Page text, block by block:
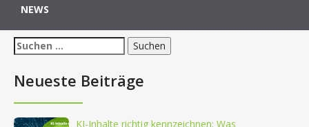
NEWS
Suchen
nach:
Neueste Beiträge
KI-Inhalte richtig kennzeichnen: Was